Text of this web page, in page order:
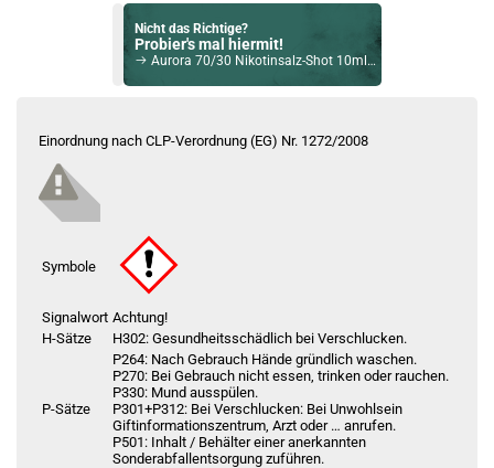
Nicht das Richtige?
Probier's mal hiermit!
Aurora 70/30 Nikotinsalz-Shot 10ml 20mg by Jokers Cloud
Jokers Cloud Intense Apple Kiwi Liquid 10ml / 3mg
Einordnung nach CLP-Verordnung (EG) Nr. 1272/2008
Symbole
Signalwort Achtung!
H-Sätze
H302: Gesundheitsschädlich bei Verschlucken.
P-Sätze
P264: Nach Gebrauch Hände gründlich waschen.
P270: Bei Gebrauch nicht essen, trinken oder rauchen.
P330: Mund ausspülen.
P301+P312: Bei Verschlucken: Bei Unwohlsein
Giftinformationszentrum, Arzt oder … anrufen.
P501: Inhalt / Behälter einer anerkannten
Sonderabfallentsorgung zuführen.